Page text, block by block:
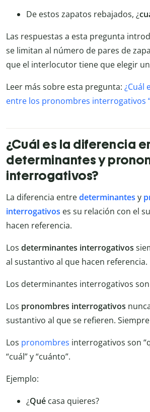
De estos zapatos rebajados, ¿
Las respuestas a esta pregunta
se limitan al número de pares de
que el interlocutor tiene que elegir
Leer más sobre esta pregunta: ¿Cuál
entre los pronombres interrogativos
¿Cuál es la diferencia
determinantes y
interrogativos?
La diferencia entredeterminantes y
interrogativos es su relación con el
hacen referencia.
Los determinantes interrogativos
al sustantivo al que hacen referencia.
Los determinantes interrogativos son
Los pronombres interrogativos
sustantivo al que se refieren.
Los pronombres interrogativos son
“cuál” y “cuánto”.
Ejemplo:
¿Qué casa quieres?